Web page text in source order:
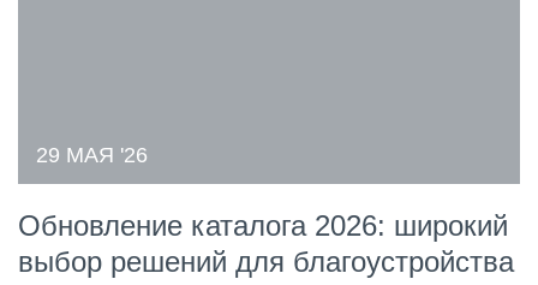
29 МАЯ '26
Обновление каталога 2026: широкий
выбор решений для благоустройства